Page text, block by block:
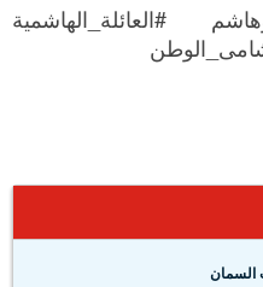
#العائلة_الهاشمية
السمان